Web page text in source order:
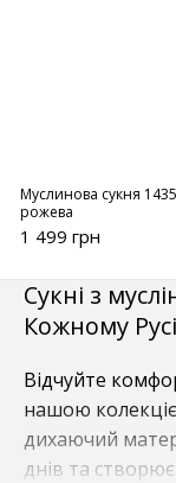
Муслинова сукня
рожева
1 499 грн
Сукні з
Кожному Русі
Відчуйте
нашою
дихаючий
днів та